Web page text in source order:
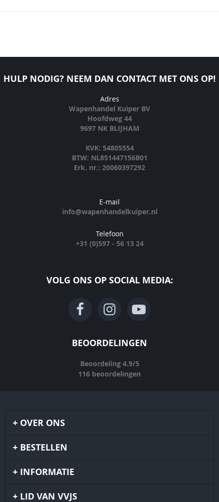
HULP NODIG? NEEM DAN CONTACT MET ONS OP!
Adres
Wapenhandel Kuiper BV
Hoofdweg 44
9697 NK BLIJHAM
KVK: 54805554
BTW: NL851447156B01
Erk. nr.: 20060397292
E-mail
info@wapenhandelkuiper.nl
Telefoon
+31 (0)597 - 56 13 24
VOLG ONS OP SOCIAL MEDIA:
BEOORDELINGEN
Beoordeling 4.9/5
116 beoordelingen
OVER ONS
BESTELLEN
INFORMATIE
LID VAN VVJS